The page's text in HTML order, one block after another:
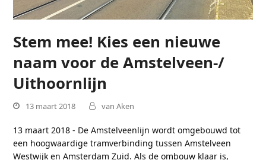
Stem mee! Kies een nieuwe
naam voor de Amstelveen-/
Uithoornlijn
13 maart 2018 van Aken
13 maart 2018 - De Amstelveenlijn wordt omgebouwd tot
een hoogwaardige tramverbinding tussen Amstelveen
Westwijk en Amsterdam Zuid. Als de ombouw klaar is,